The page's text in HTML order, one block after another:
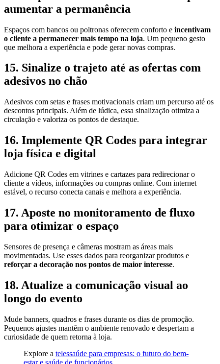
aumentar a permanência
Espaços com bancos ou poltronas oferecem conforto e incentivam
o cliente a permanecer mais tempo na loja. Um pequeno gesto
que melhora a experiência e pode gerar novas compras.
15. Sinalize o trajeto até as ofertas com
adesivos no chão
Adesivos com setas e frases motivacionais criam um percurso até os
descontos principais. Além de lúdica, essa sinalização otimiza a
circulação e valoriza os pontos de destaque.
16. Implemente QR Codes para integrar
loja física e digital
Adicione QR Codes em vitrines e cartazes para redirecionar o
cliente a vídeos, informações ou compras online. Com internet
estável, o recurso conecta canais e melhora a experiência.
17. Aposte no monitoramento de fluxo
para otimizar o espaço
Sensores de presença e câmeras mostram as áreas mais
movimentadas. Use esses dados para reorganizar produtos e
reforçar a decoração nos pontos de maior interesse.
18. Atualize a comunicação visual ao
longo do evento
Mude banners, quadros e frases durante os dias de promoção.
Pequenos ajustes mantêm o ambiente renovado e despertam a
curiosidade de quem retorna à loja.
Explore a telessaúde para empresas: o futuro do bem-
estar e saúde de funcionários